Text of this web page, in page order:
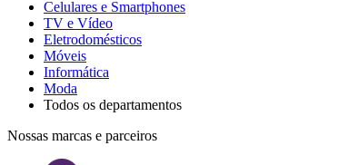
Celulares e Smartphones
TV e Vídeo
Eletrodomésticos
Móveis
Informática
Moda
Todos os departamentos
Nossas marcas e parceiros